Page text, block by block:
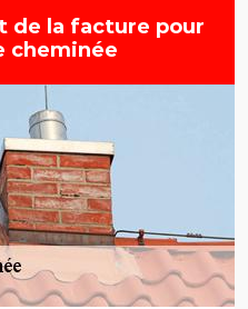
de la facture pour
cheminée